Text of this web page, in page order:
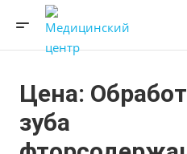
Цена:
зуба